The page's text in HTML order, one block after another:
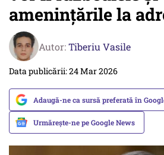
ameninţările la
Autor:Tiberiu Vasile
Data publicării: 24 Mar 2026
Adaugă-ne ca sursă preferată în
Urmărește-ne pe Google News